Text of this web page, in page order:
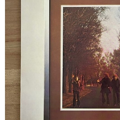
取り置きなどについて
Categories
New Arrivals
新譜
GG RECORD （当店のレーベル）